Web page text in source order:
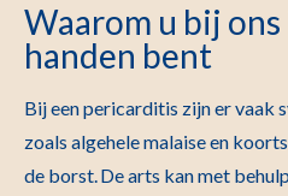
Waarom u bij
handen bent
Bij een pericarditis zijn er vaak
zoals algehele malaise en
de borst. De arts kan met